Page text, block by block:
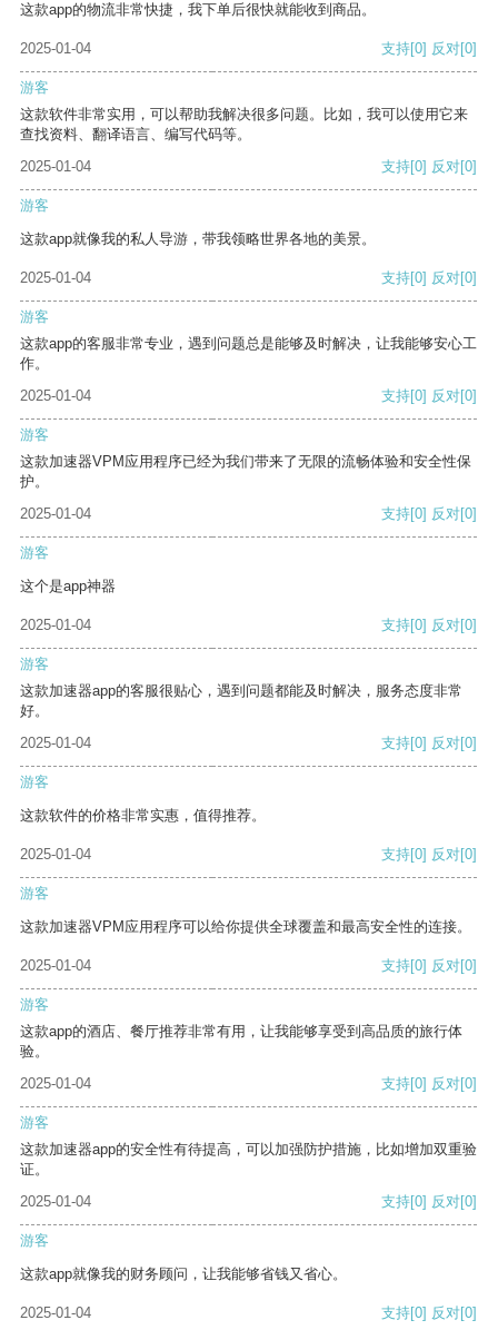
这款app的物流非常快捷，我下单后很快就能收到商品。
2025-01-04 支持[0] 反对[0]
游客
这款软件非常实用，可以帮助我解决很多问题。比如，我可以使用它来
查找资料、翻译语言、编写代码等。
2025-01-04
支持[0] 反对[0]
游客
这款app就像我的私人导游，带我领略世界各地的美景。
2025-01-04 支持[0] 反对[0]
游客
这款app的客服非常专业，遇到问题总是能够及时解决，让我能够安心工
作。
2025-01-04
支持[0] 反对[0]
游客
这款加速器VPM应用程序已经为我们带来了无限的流畅体验和安全性保
护。
2025-01-04
支持[0] 反对[0]
游客
这个是app神器
2025-01-04 支持[0] 反对[0]
游客
这款加速器app的客服很贴心，遇到问题都能及时解决，服务态度非常
好。
2025-01-04
支持[0] 反对[0]
游客
这款软件的价格非常实惠，值得推荐。
2025-01-04 支持[0] 反对[0]
游客
这款加速器VPM应用程序可以给你提供全球覆盖和最高安全性的连接。
2025-01-04 支持[0] 反对[0]
游客
这款app的酒店、餐厅推荐非常有用，让我能够享受到高品质的旅行体
验。
2025-01-04
支持[0] 反对[0]
游客
这款加速器app的安全性有待提高，可以加强防护措施，比如增加双重验
证。
2025-01-04
支持[0] 反对[0]
游客
这款app就像我的财务顾问，让我能够省钱又省心。
2025-01-04 支持[0] 反对[0]